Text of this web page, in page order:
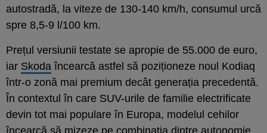
autostradă, la viteze de 130-140 km/h, consumul urcă
spre 8,5-9 l/100 km.
Prețul versiunii testate se apropie de 55.000 de euro,
iar Skoda încearcă astfel să poziționeze noul Kodiaq
într-o zonă mai premium decât generația precedentă.
În contextul în care SUV-urile de familie electrificate
devin tot mai populare în Europa, modelul cehilor